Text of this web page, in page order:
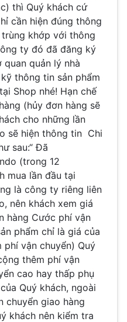
thì Quý khách cứ
cần hiện đúng thông
khớp với thông
ty đó đã đăng ký
quan quản lý nhà
thông tin sản phẩm
Shop nhé! Hạn chế
(hủy đơn hàng sẽ
cho những lần
sẽ hiện thông tin Chi
sau:“ Đã
(trong 12
mua lần đầu tại
là công ty riêng liên
nên khách xem giá
hàng Cước phí vận
phẩm chỉ là giá của
phí vận chuyển) Quý
thêm phí vận
cao hay thấp phụ
Quý khách, ngoài
chuyển giao hàng
khách nên kiểm tra